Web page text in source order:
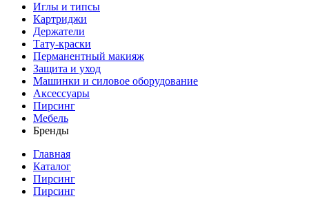
Иглы и типсы
Картриджи
Держатели
Тату-краски
Перманентный макияж
Защита и уход
Машинки и силовое оборудование
Аксессуары
Пирсинг
Мебель
Бренды
Главная
Каталог
Пирсинг
Пирсинг